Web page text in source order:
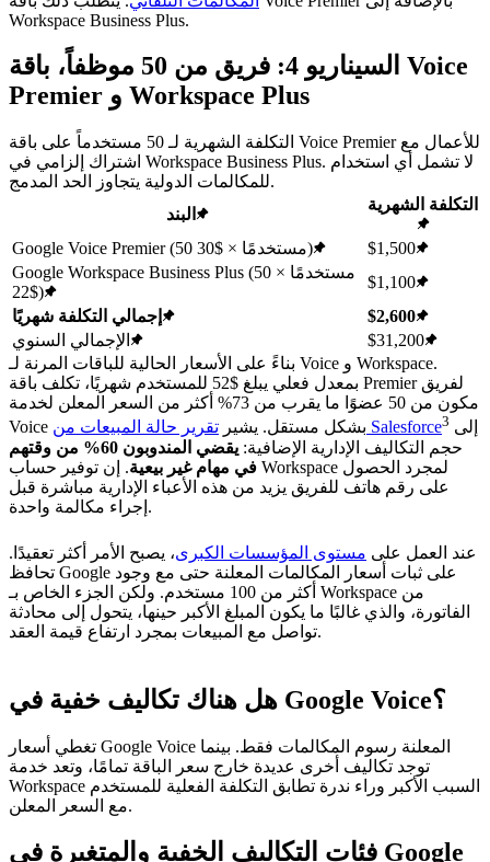
Workspace Business Plus.
السيناريو 4: فريق من 50 موظفاً، باقة Voice
Premier و Workspace Plus
التكلفة الشهرية لـ 50 مستخدماً على باقة Voice Premier للأعمال مع
اشتراك إلزامي في Workspace Business Plus. لا تشمل أي استخدام
للمكالمات الدولية يتجاوز الحد المدمج.
البند
التكلفة الشهرية
Google Voice Premier (50 مستخدمًا × $30)
$1,500
Google Workspace Business Plus (50 مستخدمًا ×
$22)
$1,100
إجمالي التكلفة شهريًا
$2,600
الإجمالي السنوي
$31,200
بناءً على الأسعار الحالية للباقات المرنة لـ Voice و Workspace.
بمعدل فعلي يبلغ $52 للمستخدم شهريًا، تكلف باقة Premier لفريق
مكون من 50 عضوًا ما يقرب من 73% أكثر من السعر المعلن لخدمة
Voice بشكل مستقل. يشير تقرير حالة المبيعات من Salesforce3
حجم التكاليف الإدارية الإضافية:
يقضي المندوبون 60% من وقتهم
في مهام غير بيعية. إن توفير حساب Workspace لمجرد الحصول
على رقم هاتف للفريق يزيد من هذه الأعباء الإدارية مباشرة قبل
إجراء مكالمة واحدة.
عند العمل على مستوى المؤسسات الكبرى، يصبح الأمر أكثر تعقيدًا.
تحافظ Google على ثبات أسعار المكالمات المعلنة حتى مع وجود
أكثر من 100 مستخدم. ولكن الجزء الخاص بـ Workspace من
الفاتورة، والذي غالبًا ما يكون المبلغ الأكبر حينها، يتحول إلى محادثة
تواصل مع المبيعات بمجرد ارتفاع قيمة العقد.
هل هناك تكاليف خفية في Google Voice؟
تغطي أسعار Google Voice المعلنة رسوم المكالمات فقط. بينما
توجد تكاليف أخرى عديدة خارج سعر الباقة تمامًا، وتعد خدمة
Workspace السبب الأكبر وراء ندرة تطابق التكلفة الفعلية للمستخدم
مع السعر المعلن.
فئات التكاليف الخفية والمتغيرة في Google